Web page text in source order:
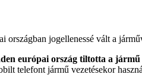
országban jogellenessé vált a
európai ország tiltotta a jármű
telefont jármű vezetésekor